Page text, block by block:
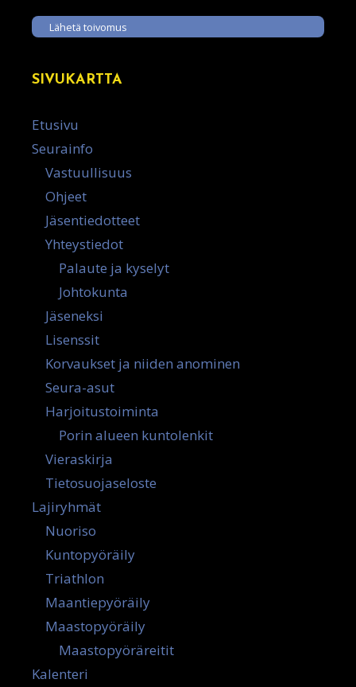
Lähetä toivomus
SIVUKARTTA
Etusivu
Seurainfo
Vastuullisuus
Ohjeet
Jäsentiedotteet
Yhteystiedot
Palaute ja kyselyt
Johtokunta
Jäseneksi
Lisenssit
Korvaukset ja niiden anominen
Seura-asut
Harjoitustoiminta
Porin alueen kuntolenkit
Vieraskirja
Tietosuojaseloste
Lajiryhmät
Nuoriso
Kuntopyöräily
Triathlon
Maantiepyöräily
Maastopyöräily
Maastopyöräreitit
Kalenteri